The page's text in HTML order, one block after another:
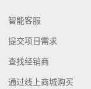
智能客服
提交项目需求
查找经销商
通过线上商城购买